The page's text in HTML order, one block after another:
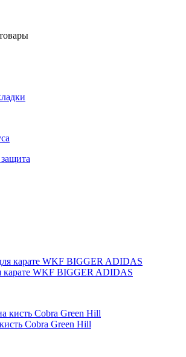
карате WKF BIGGER ADIDAS
Cobra Green Hill